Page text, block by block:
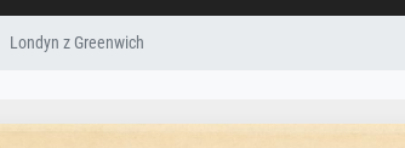
Londyn z Greenwich